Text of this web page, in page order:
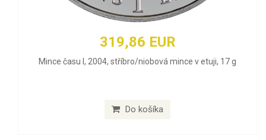
319,86 EUR
Mince času I, 2004, stříbro/niobová mince v etuji, 17 g
Do košíka